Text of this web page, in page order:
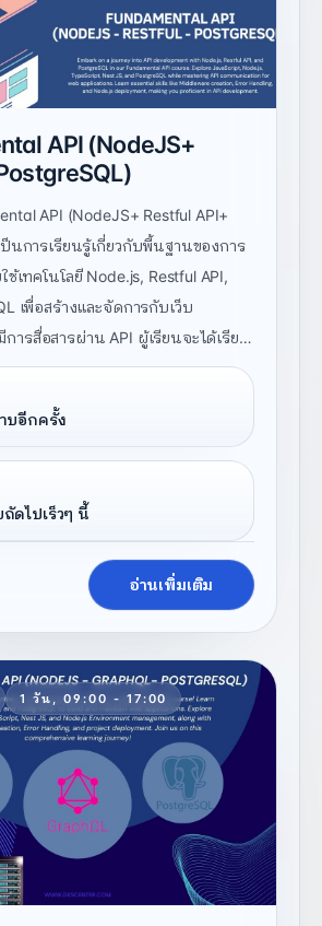
API (NodeJS+
API (NodeJS+ Restful API+
ป็นการเรียนรู้เกี่ยวกับพื้นฐานของการ
เทคโนโลยี Node.js, Restful API,
เพื่อสร้างและจัดการกับเว็บ
ารสื่อสารผ่าน API ผู้เรียนจะได้เรียน
งาน JavaScript (ECMAScript),
API, TypeScript, Nest JS,
ะการจัดการกับ Environment ของ
การสร้างและการจัดการกับ
ะการจัดการกับข้อผิดพลาด (Error
รสร้างและการใช้งานโปรเจค
บอีกครั้ง
ดไปเร็วๆ นี้
อ่านเพิ่มเติม
1 วัน, 09:00 - 17:00